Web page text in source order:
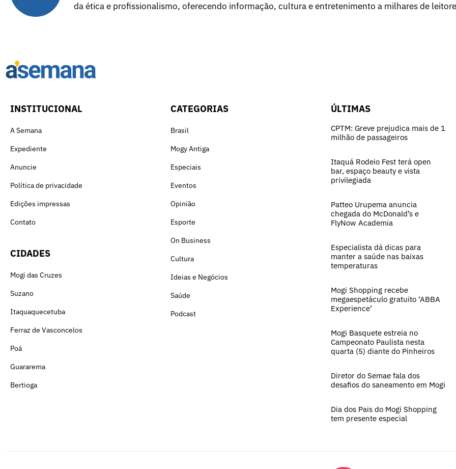
da ética e profissionalismo, oferecendo informação, cultura e entretenimento a milhares de
INSTITUCIONAL
A Semana
Expediente
Anuncie
Política de privacidade
Edições impressas
Contato
CIDADES
Mogi das Cruzes
Suzano
Itaquaquecetuba
Ferraz de Vasconcelos
Poá
Guararema
Bertioga
CATEGORIAS
Brasil
Mogy Antiga
Especiais
Eventos
Opinião
Esporte
On Business
Cultura
Ideias e Negócios
Saúde
Podcast
ÚLTIMAS
CPTM: Greve prejudica mais de 1
milhão de passageiros
Itaquá Rodeio Fest terá open
bar, espaço beauty e vista
privilegiada
Patteo Urupema anuncia
chegada do McDonald’s e
FlyNow Academia
Especialista dá dicas para
manter a saúde nas baixas
temperaturas
Mogi Shopping recebe
megaespetáculo gratuito ‘ABBA
Experience’
Mogi Basquete estreia no
Campeonato Paulista nesta
quarta (5) diante do Pinheiros
Diretor do Semae fala dos
desafios do saneamento em Mogi
Dia dos Pais do Mogi Shopping
tem presente especial